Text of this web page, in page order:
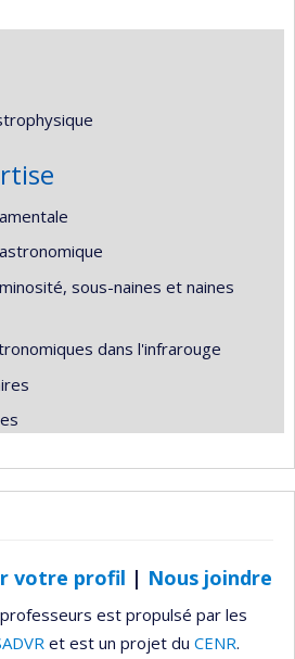
sous-naines et naines
dans l'infrarouge
votre profil | Nous joindre
est propulsé par les
et est un projet du CENR.